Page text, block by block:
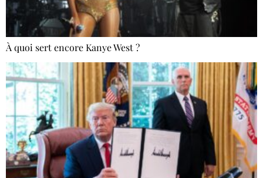
À quoi sert encore Kanye West ?